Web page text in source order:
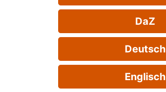
DaZ
Deutsch
Englisch